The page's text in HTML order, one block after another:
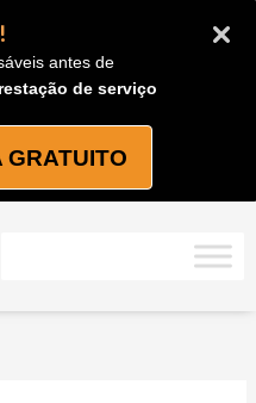
antes de
de serviço
GRATUITO